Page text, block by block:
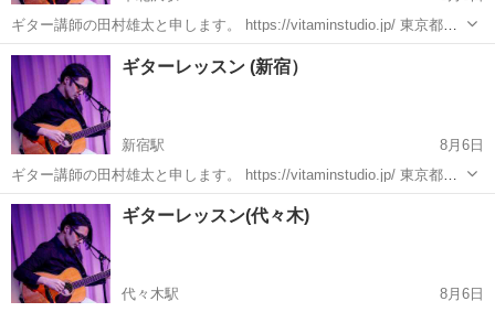
ギター講師の田村雄太と申します。 https://vitaminstudio.jp/ 東京都世
田谷、渋谷、武蔵野市、新宿エリアを中心にプライベートレッスンを
しています。 作編曲(DTM)のレッスンも対応しています。...
東京 世田谷区 ギター
ギターレッスン (新宿）
新宿駅
8月6日
ギター講師の田村雄太と申します。 https://vitaminstudio.jp/ 東京都世
田谷、渋谷、武蔵野市、新宿エリアを中心にプライベートレッスンを
しています。 作編曲(DTM)のレッスンも対応しています。...
東京 新宿区 新宿駅 ギター 作編曲
ギターレッスン(代々木)
代々木駅
8月6日